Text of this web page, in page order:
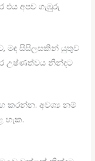
එය අපව ගැඹුරු
මඳ සිසිලසකින් යුතුව
උෂ්ණත්වය නින්දට
කරන්න. අවශ්‍ය නම්
හැක.